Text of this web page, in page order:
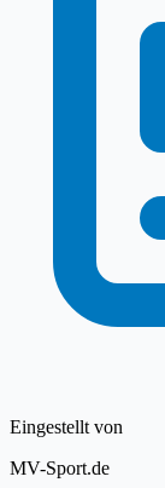
Eingestellt von
MV-Sport.de